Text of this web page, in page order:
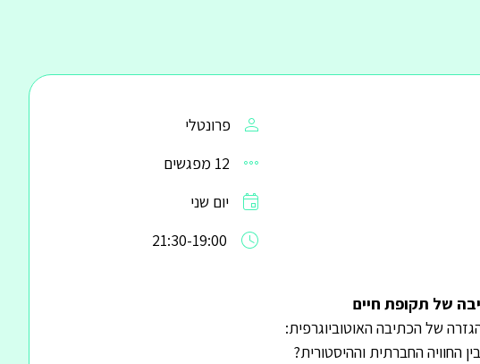
של תקופת חיים
של הכתיבה האוטוביוגרפית:
החוויה החברתית וההיסטורית?
פרונטלי
12 מפגשים
יום שני
21:30-19:00